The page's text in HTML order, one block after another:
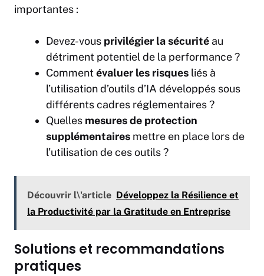
importantes :
Devez-vous privilégier la sécurité au
détriment potentiel de la performance ?
Commentévaluer les risques liés à
l’utilisation d’outils d’IA développés sous
différents cadres réglementaires ?
Quelles mesures de protection
supplémentaires mettre en place lors de
l’utilisation de ces outils ?
Découvrir l\'article Développez la Résilience et
la Productivité par la Gratitude en Entreprise
Solutions et recommandations
pratiques